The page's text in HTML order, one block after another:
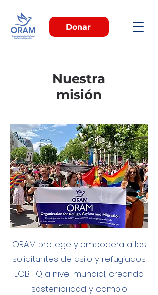
Donar
Nuestra
misión
ORAM protege y empodera a los
solicitantes de asilo y refugiados
LGBTIQ a nivel mundial, creando
sostenibilidad y cambio